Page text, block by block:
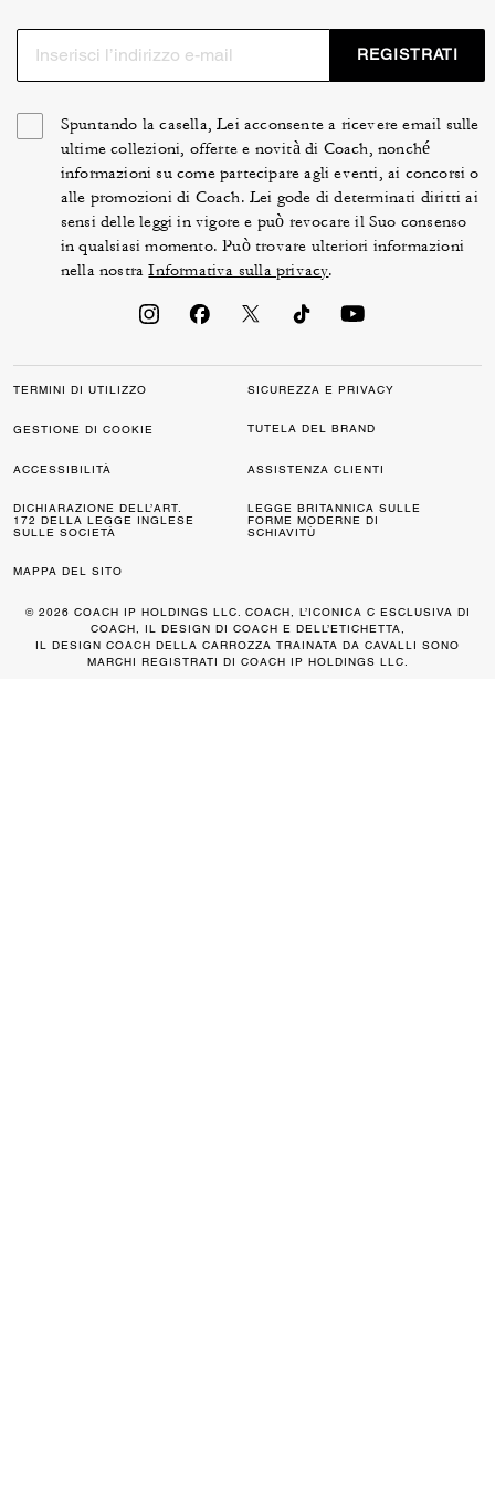
REGISTRATI
Spuntando la casella, Lei acconsente a ricevere email sulle
ultime collezioni, offerte e novità di Coach, nonché
informazioni su come partecipare agli eventi, ai concorsi o
alle promozioni di Coach. Lei gode di determinati diritti ai
sensi delle leggi in vigore e può revocare il Suo consenso
in qualsiasi momento. Può trovare ulteriori informazioni
nella nostraInformativa sulla privacy.
TERMINI DI UTILIZZO SICUREZZA E PRIVACY
GESTIONE DI COOKIE TUTELA DEL BRAND
ACCESSIBILITÀ ASSISTENZA CLIENTI
DICHIARAZIONE DELL’ART.
172 DELLA LEGGE INGLESE
SULLE SOCIETÀ
LEGGE BRITANNICA SULLE
FORME MODERNE DI
SCHIAVITÙ
MAPPA DEL SITO
© 2026 COACH IP HOLDINGS LLC. COACH, L’ICONICA C ESCLUSIVA DI
COACH, IL DESIGN DI COACH E DELL’ETICHETTA,
IL DESIGN COACH DELLA CARROZZA TRAINATA DA CAVALLI SONO
MARCHI REGISTRATI DI COACH IP HOLDINGS LLC.